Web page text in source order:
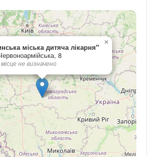
міська дитяча лікарня"
8
не визначено
×